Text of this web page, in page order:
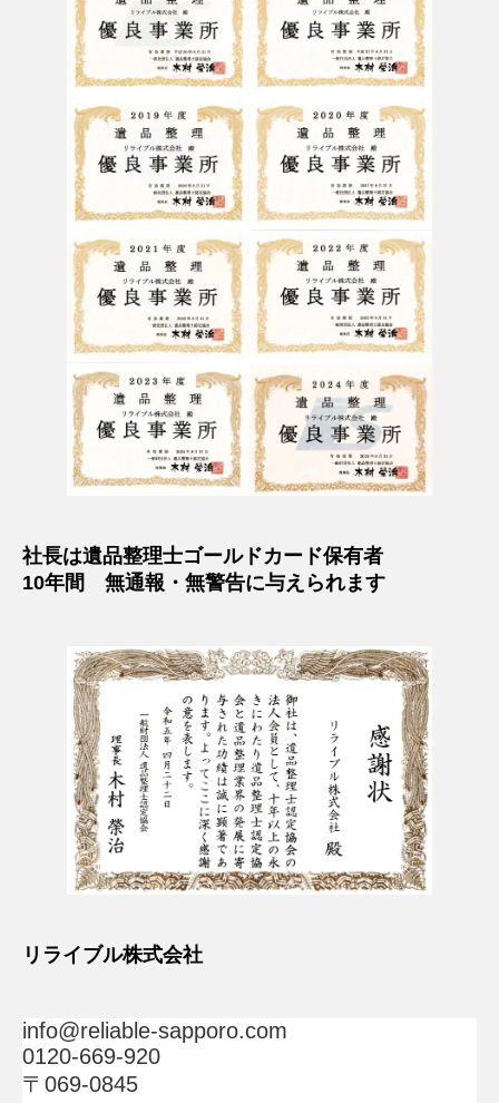
社長は遺品整理士ゴールドカード保有者
10年間 無通報・無警告に与えられます
リライブル株式会社
info@reliable-sapporo.com
0120-669-920
〒069-0845